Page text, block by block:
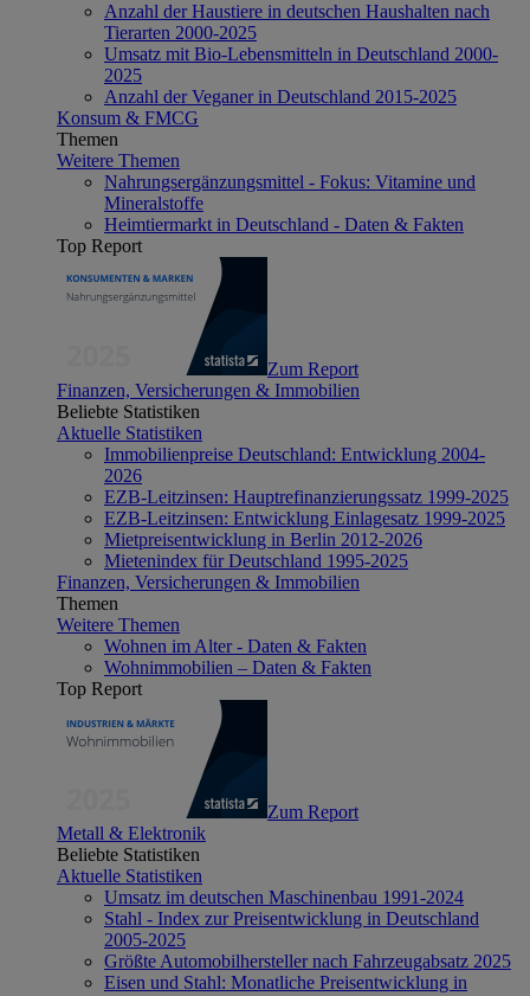
Anzahl der Haustiere in deutschen Haushalten nach
Tierarten 2000-2025
Umsatz mit Bio-Lebensmitteln in Deutschland 2000-
2025
Anzahl der Veganer in Deutschland 2015-2025
Konsum & FMCG
Themen
Weitere Themen
Nahrungsergänzungsmittel - Fokus: Vitamine und
Mineralstoffe
Heimtiermarkt in Deutschland - Daten & Fakten
Top Report
Zum Report
Finanzen, Versicherungen & Immobilien
Beliebte Statistiken
Aktuelle Statistiken
Immobilienpreise Deutschland: Entwicklung 2004-
2026
EZB-Leitzinsen: Hauptrefinanzierungssatz 1999-2025
EZB-Leitzinsen: Entwicklung Einlagesatz 1999-2025
Mietpreisentwicklung in Berlin 2012-2026
Mietenindex für Deutschland 1995-2025
Finanzen, Versicherungen & Immobilien
Themen
Weitere Themen
Wohnen im Alter - Daten & Fakten
Wohnimmobilien – Daten & Fakten
Top Report
Zum Report
Metall & Elektronik
Beliebte Statistiken
Aktuelle Statistiken
Umsatz im deutschen Maschinenbau 1991-2024
Stahl - Index zur Preisentwicklung in Deutschland
2005-2025
Größte Automobilhersteller nach Fahrzeugabsatz 2025
Eisen und Stahl: Monatliche Preisentwicklung in